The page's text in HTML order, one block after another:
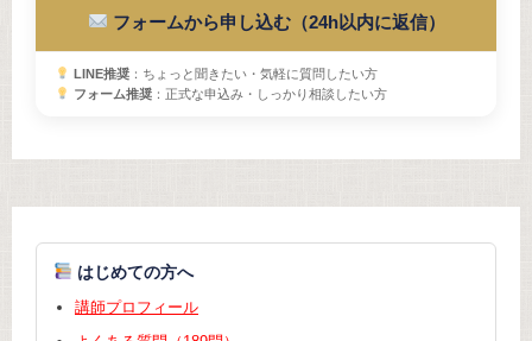
フォームから申し込む（24h以内に返信）
LINE推奨：ちょっと聞きたい・気軽に質問したい方
フォーム推奨：正式な申込み・しっかり相談したい方
はじめての方へ
講師プロフィール